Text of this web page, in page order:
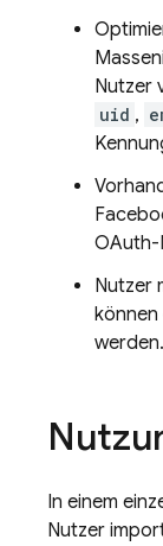
Nutzer
uid ,
OAuth-
Nutzer
werden.
In einem
Nutzer